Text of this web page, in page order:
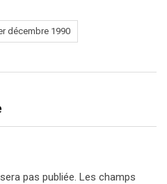
décembre 1990
pas publiée. Les champs